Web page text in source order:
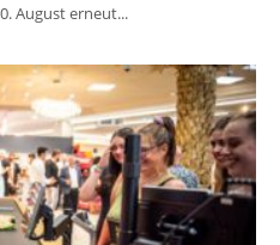
August erneut...